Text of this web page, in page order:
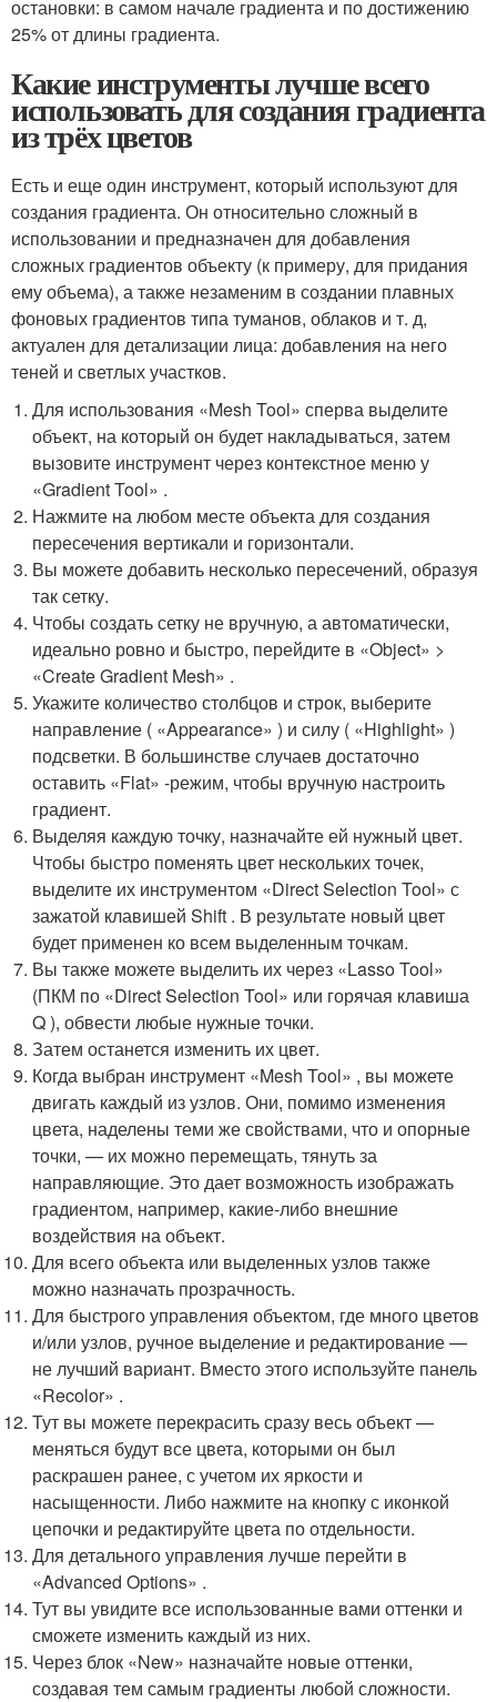
остановки: в самом начале градиента и по достижению
25% от длины градиента.
Какие инструменты лучше всего
использовать для создания градиента
из трёх цветов
Есть и еще один инструмент, который используют для
создания градиента. Он относительно сложный в
использовании и предназначен для добавления
сложных градиентов объекту (к примеру, для придания
ему объема), а также незаменим в создании плавных
фоновых градиентов типа туманов, облаков и т. д,
актуален для детализации лица: добавления на него
теней и светлых участков.
Для использования «Mesh Tool» сперва выделите
объект, на который он будет накладываться, затем
вызовите инструмент через контекстное меню у
«Gradient Tool» .
Нажмите на любом месте объекта для создания
пересечения вертикали и горизонтали.
Вы можете добавить несколько пересечений, образуя
так сетку.
Чтобы создать сетку не вручную, а автоматически,
идеально ровно и быстро, перейдите в «Object» >
«Create Gradient Mesh» .
Укажите количество столбцов и строк, выберите
направление ( «Appearance» ) и силу ( «Highlight» )
подсветки. В большинстве случаев достаточно
оставить «Flat» -режим, чтобы вручную настроить
градиент.
Выделяя каждую точку, назначайте ей нужный цвет.
Чтобы быстро поменять цвет нескольких точек,
выделите их инструментом «Direct Selection Tool» с
зажатой клавишей Shift . В результате новый цвет
будет применен ко всем выделенным точкам.
Вы также можете выделить их через «Lasso Tool»
(ПКМ по «Direct Selection Tool» или горячая клавиша
Q ), обвести любые нужные точки.
Затем останется изменить их цвет.
Когда выбран инструмент «Mesh Tool» , вы можете
двигать каждый из узлов. Они, помимо изменения
цвета, наделены теми же свойствами, что и опорные
точки, — их можно перемещать, тянуть за
направляющие. Это дает возможность изображать
градиентом, например, какие-либо внешние
воздействия на объект.
Для всего объекта или выделенных узлов также
можно назначать прозрачность.
Для быстрого управления объектом, где много цветов
и/или узлов, ручное выделение и редактирование —
не лучший вариант. Вместо этого используйте панель
«Recolor» .
Тут вы можете перекрасить сразу весь объект —
меняться будут все цвета, которыми он был
раскрашен ранее, с учетом их яркости и
насыщенности. Либо нажмите на кнопку с иконкой
цепочки и редактируйте цвета по отдельности.
Для детального управления лучше перейти в
«Advanced Options» .
Тут вы увидите все использованные вами оттенки и
сможете изменить каждый из них.
Через блок «New» назначайте новые оттенки,
создавая тем самым градиенты любой сложности.